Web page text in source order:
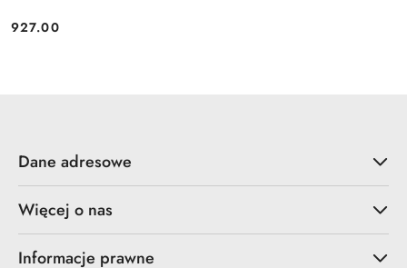
Cena:
927.00
Dane adresowe
Więcej o nas
Informacje prawne